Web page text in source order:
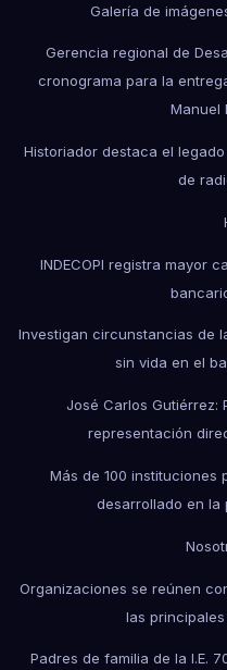
Galería de
Gerencia regional de
cronograma para la
Manuel
Historiador destaca el
de
INDECOPI registra mayor
Investigan circunstancias de
sin vida en el
José Carlos Gutiérrez:
representación
Más de 100 instituciones
desarrollado en la
Organizaciones se reúnen
las
Padres de familia de la I.E.